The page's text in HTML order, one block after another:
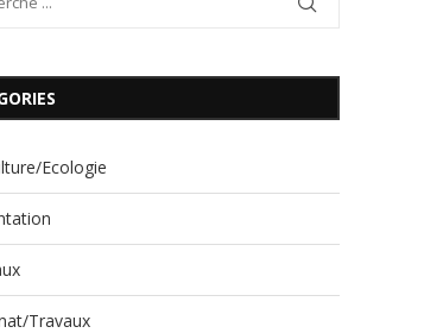
Ecologie
Travaux